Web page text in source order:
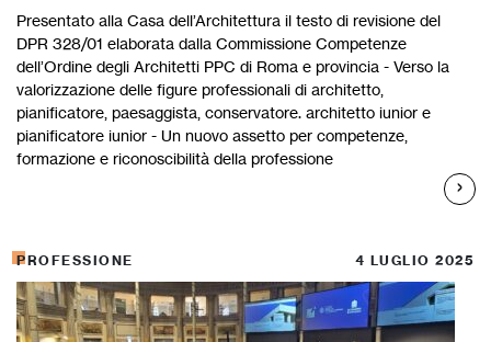
Presentato alla Casa dell’Architettura il testo di revisione del
DPR 328/01 elaborata dalla Commissione Competenze
dell’Ordine degli Architetti PPC di Roma e provincia - Verso la
valorizzazione delle figure professionali di architetto,
pianificatore, paesaggista, conservatore. architetto iunior e
pianificatore iunior - Un nuovo assetto per competenze,
formazione e riconoscibilità della professione
PROFESSIONE 4 LUGLIO 2025